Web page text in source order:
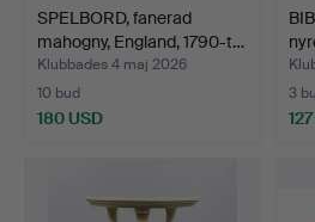
SPELBORD, fanerad
mahogny, England, 1790-t…
Klubbades 4 maj 2026
10 bud
180 USD
3